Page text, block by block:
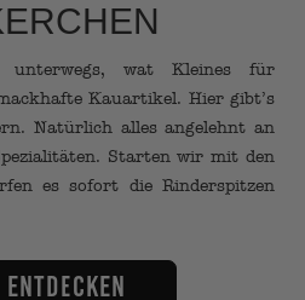
unterwegs, wat Kleines für
Kauartikel. Hier gibt’s
Natürlich alles angelehnt an
Starten wir mit den
es sofort die Rinderspitzen